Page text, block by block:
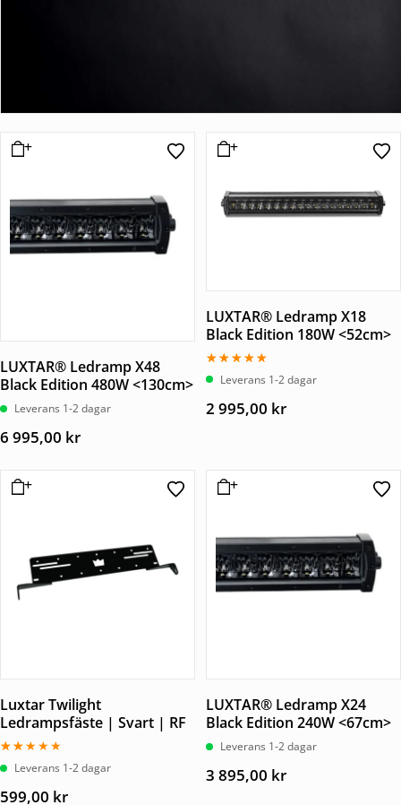
LUXTAR® Ledramp X48
Black Edition 480W <130cm>
Leverans 1-2 dagar
6 995,00 kr
LUXTAR® Ledramp X18
Black Edition 180W <52cm>
Betygsatt
5.00Leverans 1-2 dagar
2 995,00 kr
Luxtar Twilight
Ledrampsfäste | Svart | RF
Betygsatt
2.00
5
Leverans 1-2 dagar
599,00 kr
LUXTAR® Ledramp X24
Black Edition 240W <67cm>
Leverans 1-2 dagar
3 895,00 kr